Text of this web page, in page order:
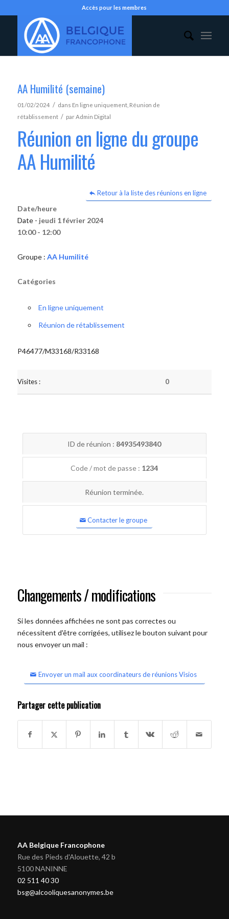
Accès pour les membres
AA Humilité (semaine)
01/02/2024 / dans En ligne uniquement, Réunion de
rétablissement / parAdmin Digital
Réunion en ligne du groupe
AA Humilité
Retour à la liste des réunions en ligne
Date/heure
Date - jeudi 1 février 2024
10:00 - 12:00
Groupe : AA Humilité
Catégories
En ligne uniquement
Réunion de rétablissement
P46477/M33168/R33168
Visites : 0
ID de réunion : 84935493840
Code / mot de passe : 1234
Réunion terminée.
Contacter le groupe
Changements / modifications
Si les données affichées ne sont pas correctes ou
nécessitent d'être corrigées, utilisez le bouton suivant pour
nous envoyer un mail :
Envoyer un mail aux coordinateurs de réunions Visios
Partager cette publication
AA Belgique Francophone
Rue des Pieds d'Alouette, 42 b
5100 NANINNE
02 511 40 30
bsg@alcooliquesanonymes.be